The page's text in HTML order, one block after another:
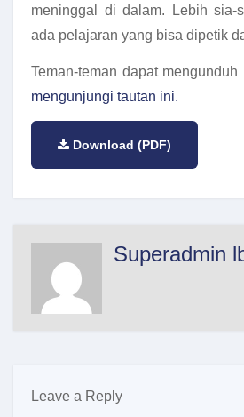
meninggal di dalam. Lebih sia-
ada pelajaran yang bisa dipetik
Teman-teman dapat
mengunjungi tautan ini.
Download (PDF)
Superadmin
Leave a Reply